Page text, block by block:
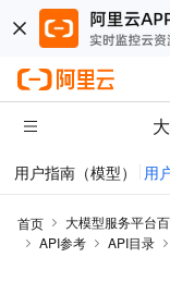
用户指南（模型） 用
首页 大模型服务平台
API参考
API目录